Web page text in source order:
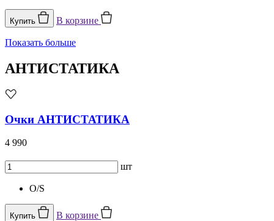
Купить В корзине
Показать больше
АНТИСТАТИКА
Очки АНТИСТАТИКА
4 990
шт
O/S
Купить В корзине